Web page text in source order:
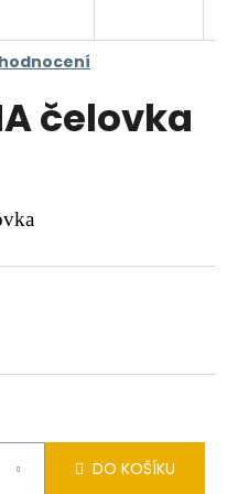
čelovka
DO KOŠÍKU